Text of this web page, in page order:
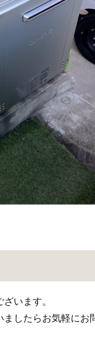
います。
したらお気軽にお